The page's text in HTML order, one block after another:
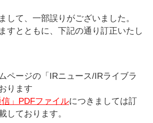
して、一部誤りがございました。
すとともに、下記の通り訂正いたし
ページの「IRニュース/IRライブラ
ります
信」PDFファイルにつきましては訂
しております。